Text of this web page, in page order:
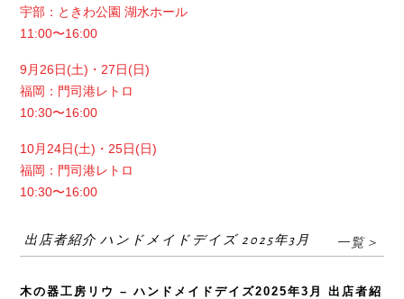
宇部：ときわ公園 湖水ホール
11:00〜16:00
9月26日(土)・27日(日)
福岡：門司港レトロ
10:30〜16:00
10月24日(土)・25日(日)
福岡：門司港レトロ
10:30〜16:00
出店者紹介 ハンドメイドデイズ 2025年3月 一覧＞
木の器工房リウ – ハンドメイドデイズ2025年3月 出店者紹